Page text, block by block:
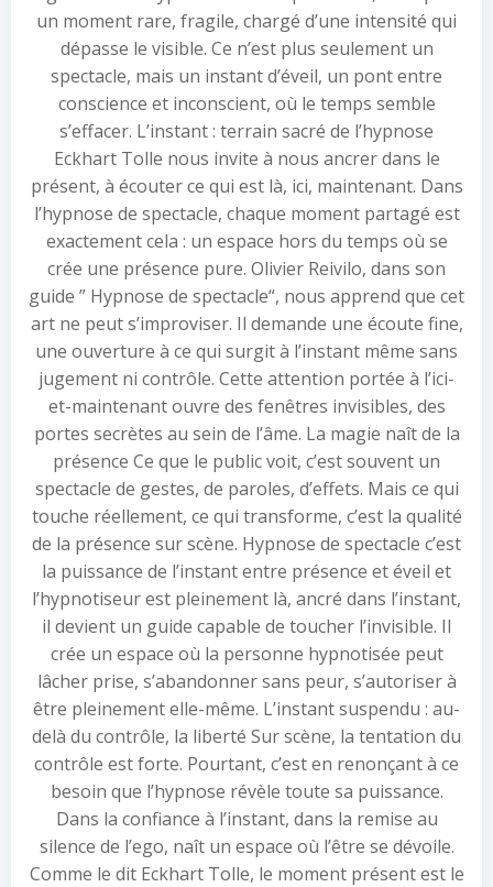
un moment rare, fragile, chargé d’une intensité qui
dépasse le visible. Ce n’est plus seulement un
spectacle, mais un instant d’éveil, un pont entre
conscience et inconscient, où le temps semble
s’effacer. L’instant : terrain sacré de l’hypnose
Eckhart Tolle nous invite à nous ancrer dans le
présent, à écouter ce qui est là, ici, maintenant. Dans
l’hypnose de spectacle, chaque moment partagé est
exactement cela : un espace hors du temps où se
crée une présence pure. Olivier Reivilo, dans son
guide ” Hypnose de spectacle“, nous apprend que cet
art ne peut s’improviser. Il demande une écoute fine,
une ouverture à ce qui surgit à l’instant même sans
jugement ni contrôle. Cette attention portée à l’ici-
et-maintenant ouvre des fenêtres invisibles, des
portes secrètes au sein de l’âme. La magie naît de la
présence Ce que le public voit, c’est souvent un
spectacle de gestes, de paroles, d’effets. Mais ce qui
touche réellement, ce qui transforme, c’est la qualité
de la présence sur scène. Hypnose de spectacle c’est
la puissance de l’instant entre présence et éveil et
l’hypnotiseur est pleinement là, ancré dans l’instant,
il devient un guide capable de toucher l’invisible. Il
crée un espace où la personne hypnotisée peut
lâcher prise, s’abandonner sans peur, s’autoriser à
être pleinement elle-même. L’instant suspendu : au-
delà du contrôle, la liberté Sur scène, la tentation du
contrôle est forte. Pourtant, c’est en renonçant à ce
besoin que l’hypnose révèle toute sa puissance.
Dans la confiance à l’instant, dans la remise au
silence de l’ego, naît un espace où l’être se dévoile.
Comme le dit Eckhart Tolle, le moment présent est le